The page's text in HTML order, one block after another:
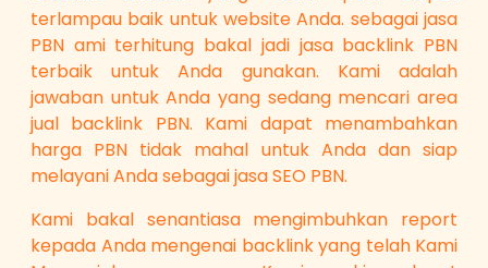
terlampau baik untuk website Anda. sebagai jasa
PBN ami terhitung bakal jadi jasa backlink PBN
terbaik untuk Anda gunakan. Kami adalah
jawaban untuk Anda yang sedang mencari area
jual backlink PBN. Kami dapat menambahkan
harga PBN tidak mahal untuk Anda dan siap
melayani Anda sebagai jasa SEO PBN.
Kami bakal senantiasa mengimbuhkan report
kepada Anda mengenai backlink yang telah Kami